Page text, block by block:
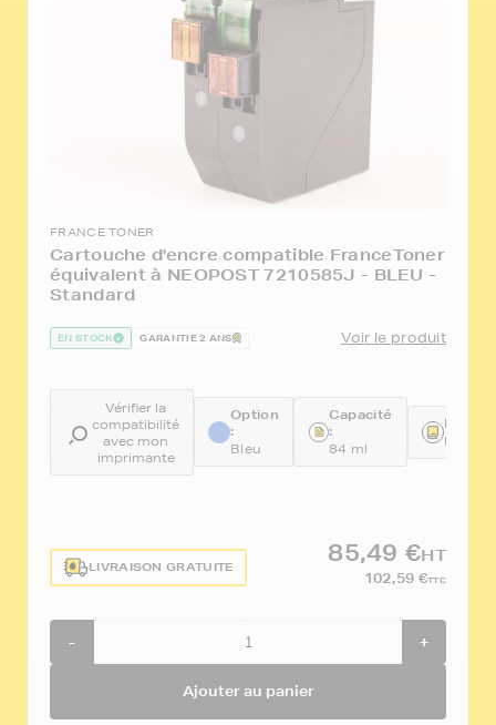
FRANCE TONER
Cartouche d'encre compatible FranceToner
équivalent à NEOPOST 7210585J - BLEU -
Standard
EN STOCK GARANTIE 2 ANS Voir le produit
Vérifier la
compatibilité
avec mon
imprimante
Option
:
Bleu
Capacité
:
84 ml
LIVRAISON GRATUITE
85,49 €HT
102,59 €TTC
- +
Ajouter au panier